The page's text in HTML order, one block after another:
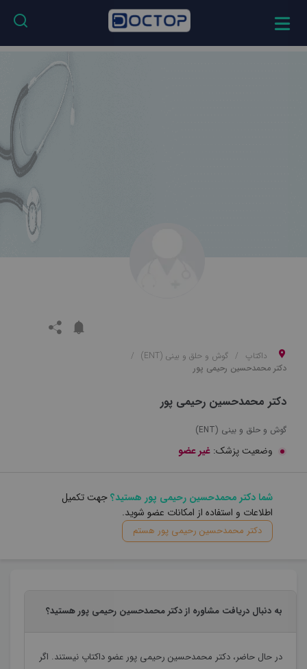
داکتاپ
گوش و حلق و بینی (ENT)
دکتر محمدحسین رحیمی پور
دکتر محمدحسین رحیمی پور
گوش و حلق و بینی (ENT)
وضعیت پزشک: غیر عضو
شما دکتر محمدحسین رحیمی پور هستید؟جهت تکمیل
اطلاعات و استفاده از امکانات عضو شوید.
دکتر محمدحسین رحیمی پور هستم
به دنبال دریافت مشاوره از دکتر محمدحسین رحیمی پور هستید؟
در حال حاضر،دکتر محمدحسین رحیمی پورعضو داکتاپ نیستند. اگر